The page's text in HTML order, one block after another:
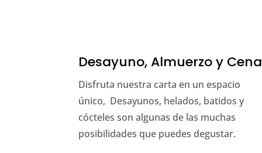
Desayuno, Almuerzo y Cena
Disfruta nuestra carta en un espacio
único, Desayunos, helados, batidos y
cócteles son algunas de las muchas
posibilidades que puedes degustar.